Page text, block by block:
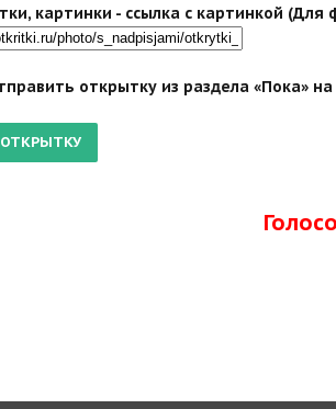
картинки - ссылка с картинкой
открытку из раздела «Пока»